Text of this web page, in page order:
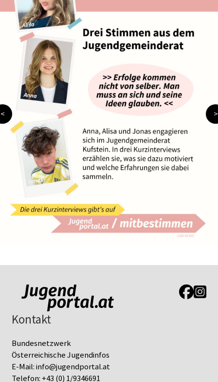
< >
Link zur
Link
Kontakt
Bundesnetzwerk
Österreichische Jugendinfos
E-Mail:info@jugendportal.at
Telefon:+43 (0) 1/9346691